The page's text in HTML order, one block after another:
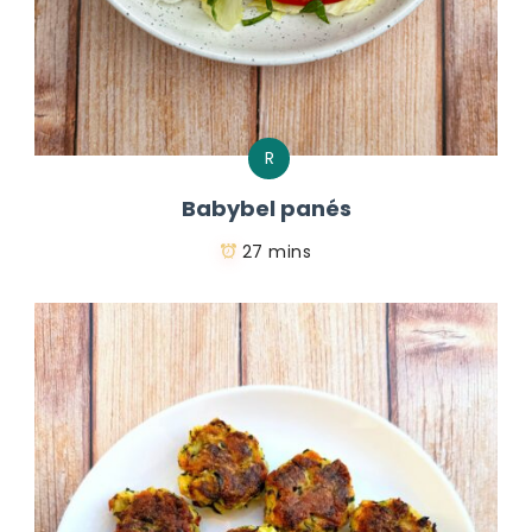
R
Babybel panés
27 mins